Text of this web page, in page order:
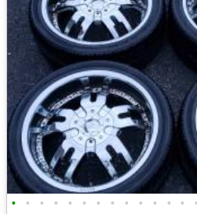
• • • • • • • • • • • • • •